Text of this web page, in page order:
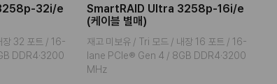
32i/e
장 32 포트 / 16-
DDR4·3200
SmartRAID Ultra 3258p-16i/e
(케이블 별매)
재고 미보유 / Tri 모드 / 내장 16 포트 / 16-
lane PCIe® Gen 4 / 8GB DDR4·3200
MHz